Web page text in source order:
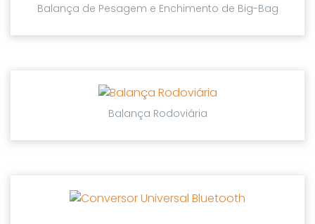
Balança de Pesagem e Enchimento de Big-Bag
Balança Rodoviária